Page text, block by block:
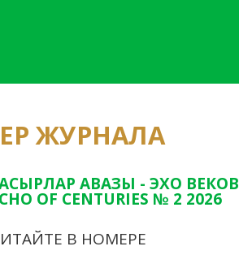
ЖУРНАЛА
АВАЗЫ - ЭХО ВЕКОВ
OF CENTURIES № 2 2026
В НОМЕРЕ